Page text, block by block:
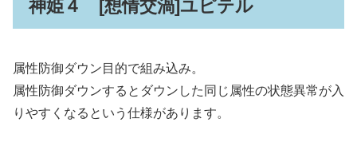
神姫４ [想情交渦]ユピテル
属性防御ダウン目的で組み込み。
属性防御ダウンするとダウンした同じ属性の状態異常が入
りやすくなるという仕様があります。